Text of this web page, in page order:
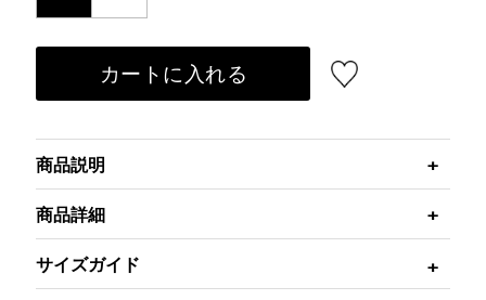
カートに入れる
商品説明
商品詳細
サイズガイド